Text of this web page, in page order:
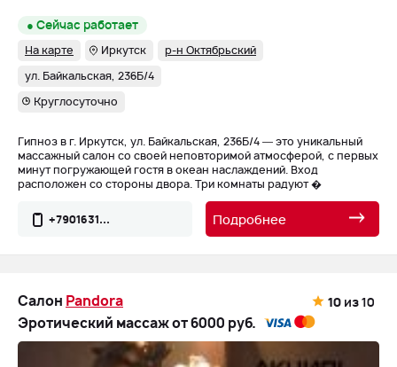
● Сейчас работает
Круглосуточно
Иркутск
р-н Октябрьский
ул. Байкальская, 236Б/4
На карте
Гипноз в г. Иркутск, ул. Байкальская, 236Б/4 — это уникальный
массажный салон со своей неповторимой атмосферой, с первых
минут погружающей гостя в океан наслаждений. Вход
расположен со стороны двора. Три комнаты радуют �
+7901631... Подробнее
Салон Pandora 10 из 10
Эротический массаж от 6000 руб.